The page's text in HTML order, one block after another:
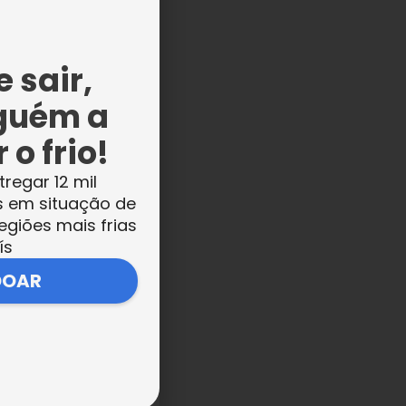
sair,
a
o frio!
12 mil
em situação de
mais frias